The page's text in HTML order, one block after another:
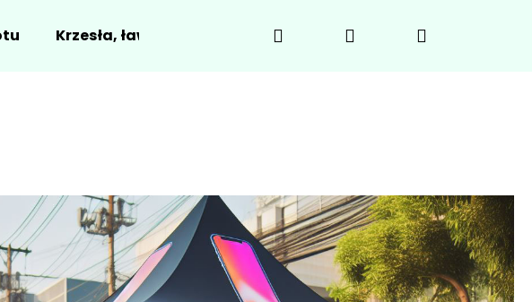
Krzesła, ławki, stoły Warunki ochrony danych osobowych
Szukaj Zaloguj Koszyk